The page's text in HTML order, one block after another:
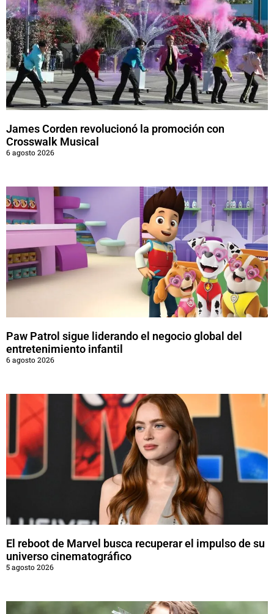
James Corden revolucionó la promoción con
Crosswalk Musical
6 agosto 2026
Paw Patrol sigue liderando el negocio global del
entretenimiento infantil
6 agosto 2026
El reboot de Marvel busca recuperar el impulso de su
universo cinematográfico
5 agosto 2026